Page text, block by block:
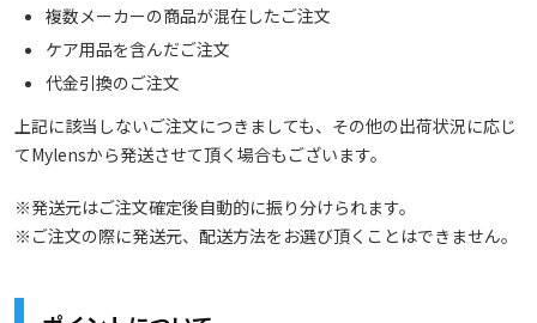
複数メーカーの商品が混在したご注文
ケア用品を含んだご注文
代金引換のご注文
上記に該当しないご注文につきましても、その他の出荷状況に応じ
てMylensから発送させて頂く場合もございます。
※発送元はご注文確定後自動的に振り分けられます。
※ご注文の際に発送元、配送方法をお選び頂くことはできません。